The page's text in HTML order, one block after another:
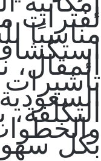
لفترات
مناسبًا
تأشيرات
بكل